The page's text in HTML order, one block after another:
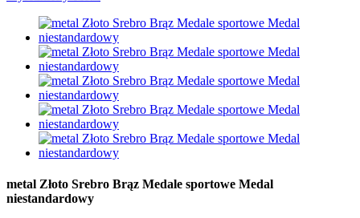
metal Złoto Srebro Brąz Medale sportowe Medal
niestandardowy